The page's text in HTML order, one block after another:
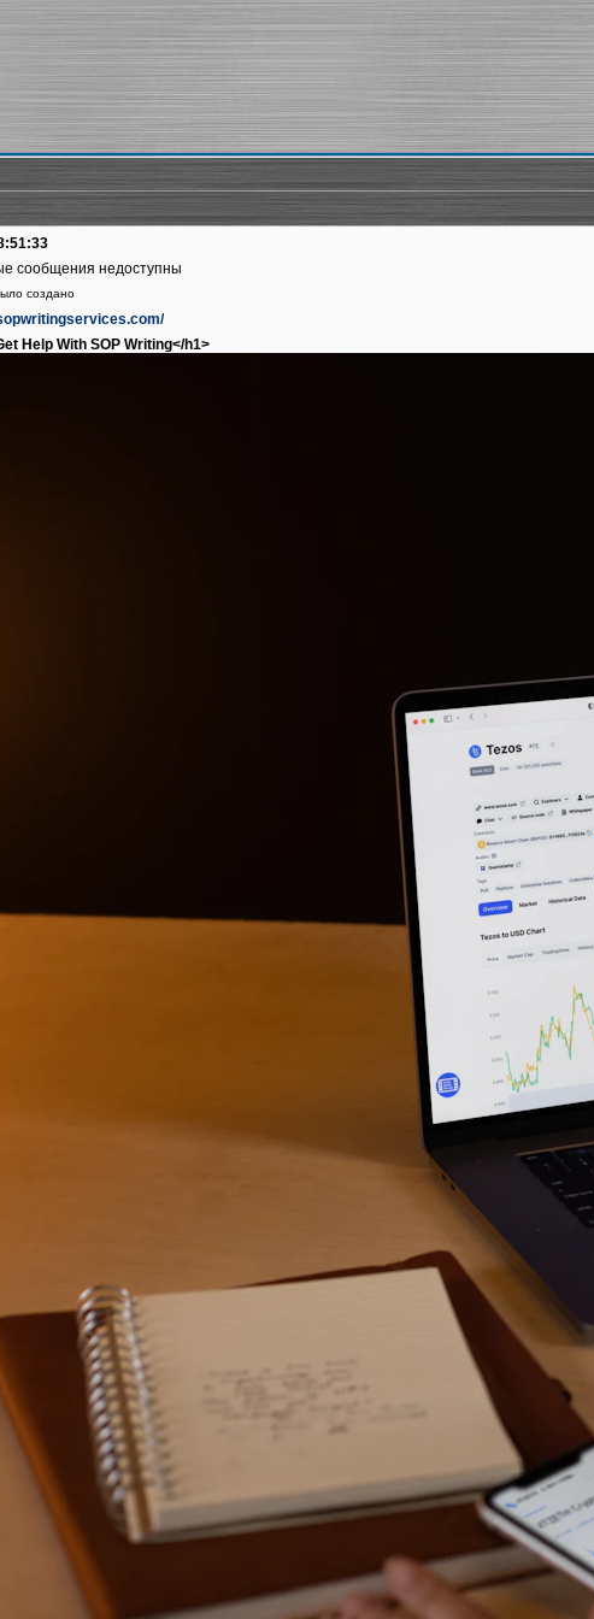
сообщения недоступны
создано
Help With SOP Writing</h1>